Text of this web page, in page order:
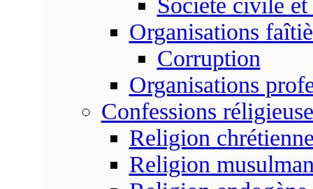
Société civile
Organisations
Corruption
Organisations
Confessions
Religion
Religion